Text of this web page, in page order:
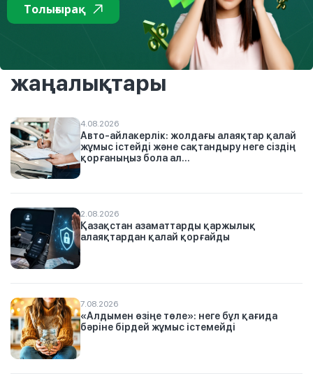
Тізімге
Аптаның үздік
жаңалықтары
4.08.2026
Авто-айлакерлік: жолдағы алаяқтар қалай
жұмыс істейді және сақтандыру неге сіздің
қорғаныңыз бола ал...
2.08.2026
Қазақстан азаматтарды қаржылық
алаяқтардан қалай қорғайды
7.08.2026
«Алдымен өзіңе төле»: неге бұл қағида
бәріне бірдей жұмыс істемейді
Толығырақ